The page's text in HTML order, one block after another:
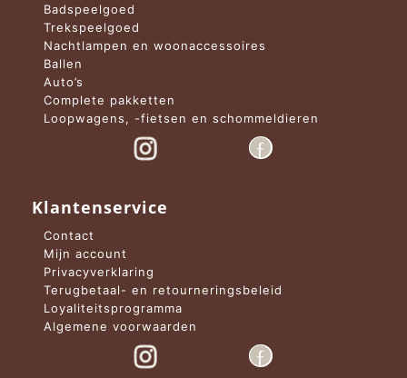
Badspeelgoed
Trekspeelgoed
Nachtlampen en woonaccessoires
Ballen
Auto’s
Complete pakketten
Loopwagens, -fietsen en schommeldieren
Klantenservice
Contact
Mijn account
Privacyverklaring
Terugbetaal- en retourneringsbeleid
Loyaliteitsprogramma
Algemene voorwaarden